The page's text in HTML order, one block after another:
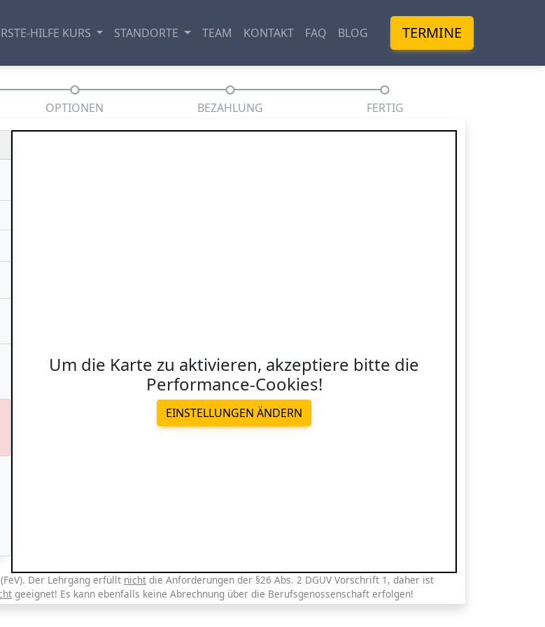
HILFE KURS STANDORTE TEAM KONTAKT FAQ BLOG TERMINE
OPTIONEN BEZAHLUNG FERTIG
Um die Karte zu aktivieren, akzeptiere bitte die
Performance-Cookies!
EINSTELLUNGEN ÄNDERN
Der Lehrgang erfüllt nicht die Anforderungen der §26 Abs. 2 DGUV Vorschrift 1, daher ist
geeignet! Es kann ebenfalls keine Abrechnung über die Berufsgenossenschaft erfolgen!